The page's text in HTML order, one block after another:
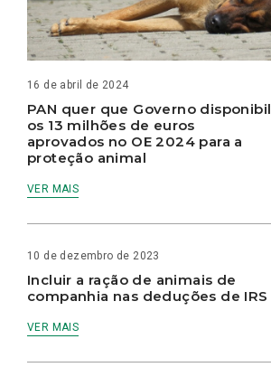
16 de abril de 2024
PAN quer que Governo
os 13 milhões de euros
aprovados no OE 2024 para a
proteção animal
VER MAIS
10 de dezembro de 2023
Incluir a ração de animais de
companhia nas deduções de IRS
VER MAIS